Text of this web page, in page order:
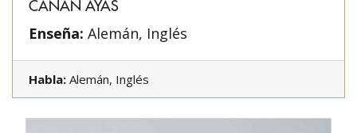
CANAN AYAS
Enseña: Alemán, Inglés
Habla: Alemán, Inglés